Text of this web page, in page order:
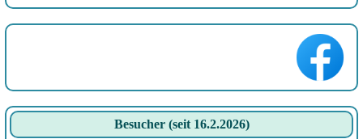
Besucher (seit 16.2.2026)